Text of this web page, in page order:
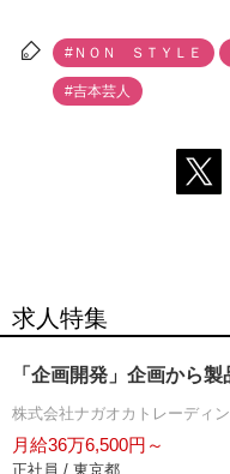
#ＮＯＮ ＳＴＹＬＥ
#吉本芸人
求人特集
「企画開発」企画から
株式会社ナガオカトレーディ
月給36万6,500円～
正社員 / 東京都